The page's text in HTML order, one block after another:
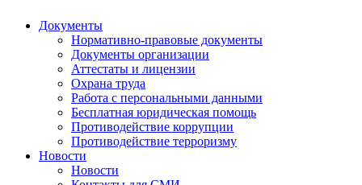
Документы
Нормативно-правовые документы
Документы организации
Аттестаты и лицензии
Охрана труда
Работа с персональными данными
Бесплатная юридическая помощь
Противодействие коррупции
Противодействие терроризму
Новости
Новости